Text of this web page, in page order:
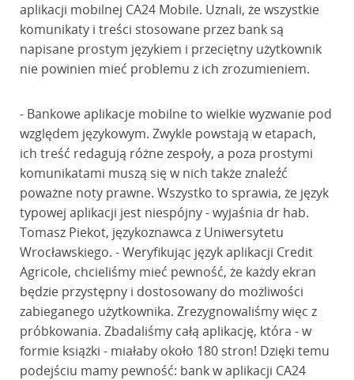
aplikacji mobilnej CA24 Mobile. Uznali, że wszystkie
komunikaty i treści stosowane przez bank są
napisane prostym językiem i przeciętny użytkownik
nie powinien mieć problemu z ich zrozumieniem.
- Bankowe aplikacje mobilne to wielkie wyzwanie pod
względem językowym. Zwykle powstają w etapach,
ich treść redagują różne zespoły, a poza prostymi
komunikatami muszą się w nich także znaleźć
poważne noty prawne. Wszystko to sprawia, że język
typowej aplikacji jest niespójny - wyjaśnia dr hab.
Tomasz Piekot, językoznawca z Uniwersytetu
Wrocławskiego. - Weryfikując język aplikacji Credit
Agricole, chcieliśmy mieć pewność, że każdy ekran
będzie przystępny i dostosowany do możliwości
zabieganego użytkownika. Zrezygnowaliśmy więc z
próbkowania. Zbadaliśmy całą aplikację, która - w
formie książki - miałaby około 180 stron! Dzięki temu
podejściu mamy pewność: bank w aplikacji CA24